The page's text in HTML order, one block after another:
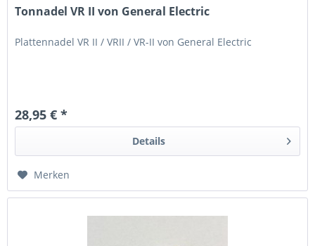
Tonnadel VR II von General Electric
Plattennadel VR II / VRII / VR-II von General Electric
28,95 € *
Details
Merken